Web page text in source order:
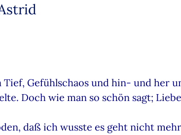
Gefühlschaos und hin- und her
Doch wie man so schön sagt;
daß ich wusste es geht nicht